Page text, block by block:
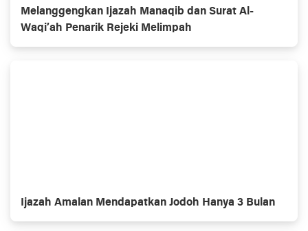
Melanggengkan Ijazah Manaqib dan Surat Al-
Waqi’ah Penarik Rejeki Melimpah
Ijazah Amalan Mendapatkan Jodoh Hanya 3 Bulan